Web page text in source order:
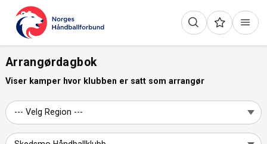
Arrangørdagbok
Viser kamper hvor klubben er satt som arrangør